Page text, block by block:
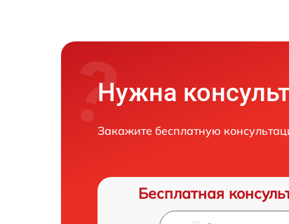
Нужна
Закажите бесплатную
Бесплатная